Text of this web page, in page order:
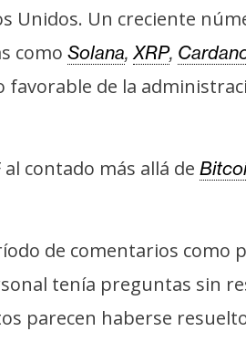
Unidos. Un creciente
como Solana, XRP,
de la
contado más allá de
de comentarios como
tenía preguntas sin
parecen haberse